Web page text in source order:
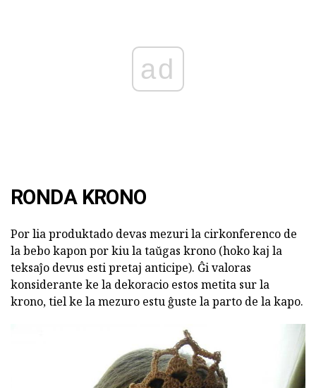
ad
RONDA KRONO
Por lia produktado devas mezuri la cirkonferenco de
la bebo kapon por kiu la taŭgas krono (hoko kaj la
teksaĵo devus esti pretaj anticipe). Ĝi valoras
konsiderante ke la dekoracio estos metita sur la
krono, tiel ke la mezuro estu ĝuste la parto de la kapo.